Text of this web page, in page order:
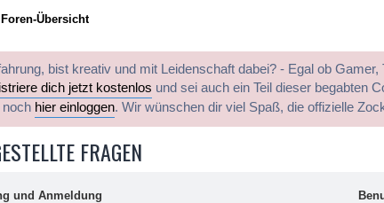
Foren-Übersicht
bist kreativ und mit Leidenschaft dabei? - Egal ob
dich jetzt kostenlos und sei auch ein Teil dieser begabten
noch hier einloggen. Wir wünschen dir viel Spaß, die offizielle
FRAGEN
und Anmeldung